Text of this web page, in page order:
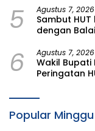
5 Agustus 7, 2026
Sambut HUT
dengan
Watudodol/
6 Agustus 7, 2026
Wakil Bupati
Peringatan
Popular Minggu